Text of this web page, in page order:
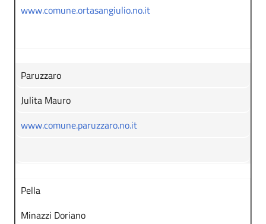
www.comune.ortasangiulio.no.it
Paruzzaro
Julita Mauro
www.comune.paruzzaro.no.it
Pella
Minazzi Doriano